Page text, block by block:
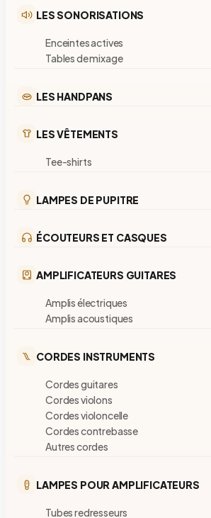
LES SONORISATIONS
Enceintes actives
Tables de mixage
LES HANDPANS
LES VÊTEMENTS
Tee-shirts
LAMPES DE PUPITRE
ÉCOUTEURS ET CASQUES
AMPLIFICATEURS GUITARES
Amplis électriques
Amplis acoustiques
CORDES INSTRUMENTS
Cordes guitares
Cordes violons
Cordes violoncelle
Cordes contrebasse
Autres cordes
LAMPES POUR AMPLIFICATEURS
Tubes redresseurs